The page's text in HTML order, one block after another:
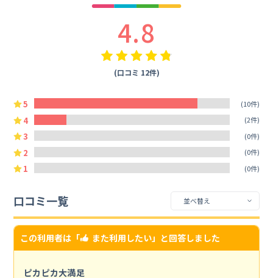
4.8
(口コミ 12件)
5 (10件)
4 (2件)
3 (0件)
2 (0件)
1 (0件)
口コミ一覧
この利用者は「 また利用したい」と回答しました
ピカピカ大満足